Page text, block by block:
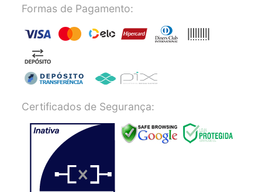
Formas de Pagamento:
Certificados de Segurança: